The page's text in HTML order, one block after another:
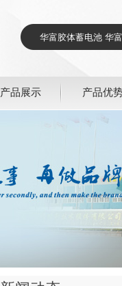
产品展示 产品优